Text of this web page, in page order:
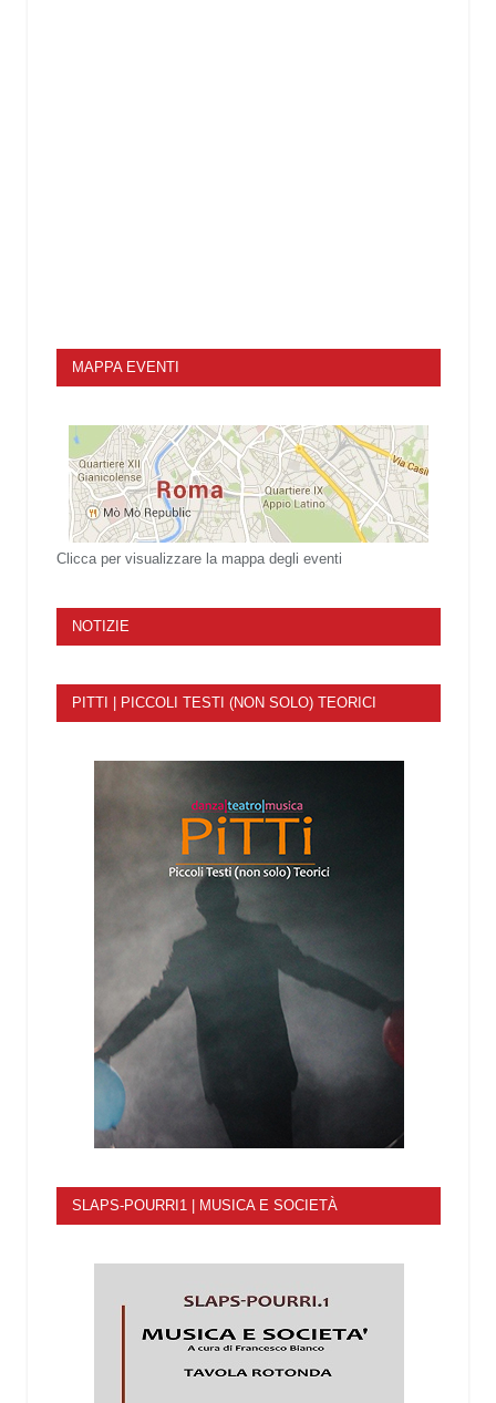
MAPPA EVENTI
Clicca per visualizzare la mappa degli eventi
NOTIZIE
PITTI | PICCOLI TESTI (NON SOLO) TEORICI
SLAPS-POURRI1 | MUSICA E SOCIETÀ